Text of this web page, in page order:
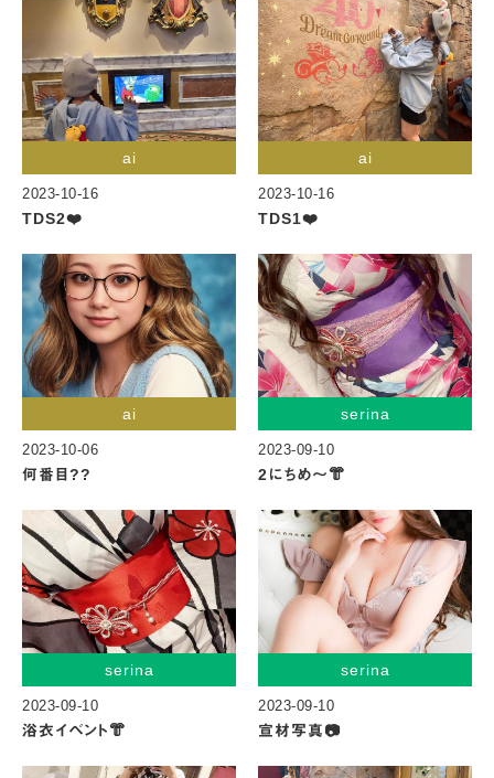
ai
2023-10-16
TDS2❤️
ai
2023-10-16
TDS1❤️
ai
2023-10-06
何番目??
serina
2023-09-10
2にちめ〜👘
serina
2023-09-10
浴衣イベント👘
serina
2023-09-10
宣材写真📷